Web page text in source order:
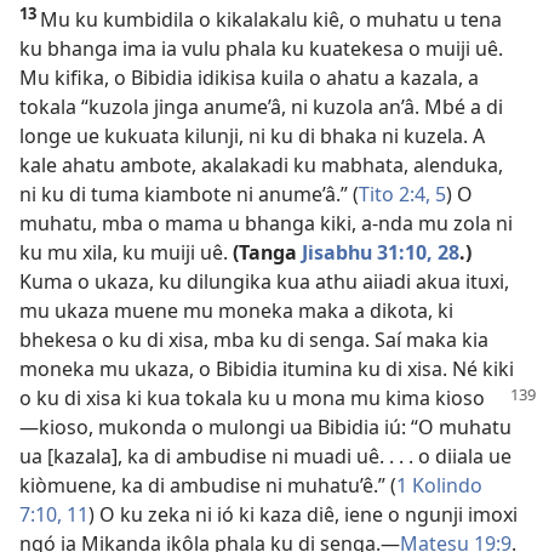
13 Mu ku kumbidila o kikalakalu kiê, o muhatu u tena
ku bhanga ima ia vulu phala ku kuatekesa o muiji uê.
Mu kifika, o Bibidia idikisa kuila o ahatu a kazala, a
tokala “kuzola jinga anume’â, ni kuzola an’â. Mbé a di
longe ue kukuata kilunji, ni ku di bhaka ni kuzela. A
kale ahatu ambote, akalakadi ku mabhata, alenduka,
ni ku di tuma kiambote ni anume’â.” (Tito 2:4, 5) O
muhatu, mba o mama u bhanga kiki, a-nda mu zola ni
ku mu xila, ku muiji uê. (Tanga Jisabhu 31:10, 28.)
Kuma o ukaza, ku dilungika kua athu aiiadi akua ituxi,
mu ukaza muene mu moneka maka a dikota, ki
bhekesa o ku di xisa, mba ku di senga. Saí maka kia
moneka mu ukaza, o Bibidia itumina ku di xisa. Né kiki
o ku di xisa ki kua tokala ku u mona mu kima kioso
—kioso, mukonda o mulongi ua Bibidia iú: “O muhatu
ua [kazala], ka di ambudise ni muadi uê. . . . o diiala ue
kiòmuene, ka di ambudise ni muhatu’ê.” (1 Kolindo
7:10, 11) O ku zeka ni ió ki kaza diê, iene o ngunji imoxi
ngó ia Mikanda ikôla phala ku di senga.—Matesu 19:9.